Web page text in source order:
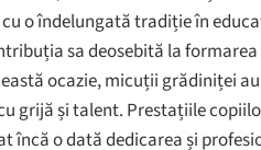
o îndelungată tradiție în
sa deosebită la
ocazie, micuții grădiniței
grijă și talent. Prestațiile
încă o dată dedicarea și